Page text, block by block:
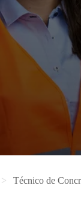
Técnico de